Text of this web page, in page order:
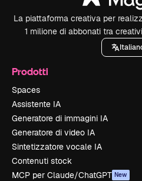
La piattaforma creativa per
1 milione di abbonati tra
Prodotti
Spaces
Assistente IA
Generatore di immagini IA
Generatore di video IA
Sintetizzatore vocale IA
Contenuti stock
MCP per Claude/ChatGPT New